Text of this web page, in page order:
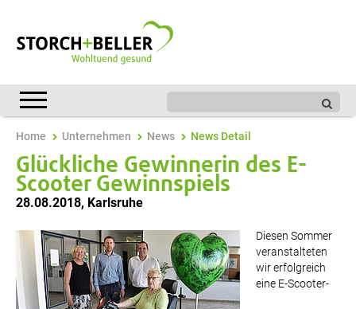
Home Unternehmen News News Detail
Glückliche Gewinnerin des E-
Scooter Gewinnspiels
28.08.2018, Karlsruhe
Diesen Sommer
veranstalteten
wir erfolgreich
eine E-Scooter-